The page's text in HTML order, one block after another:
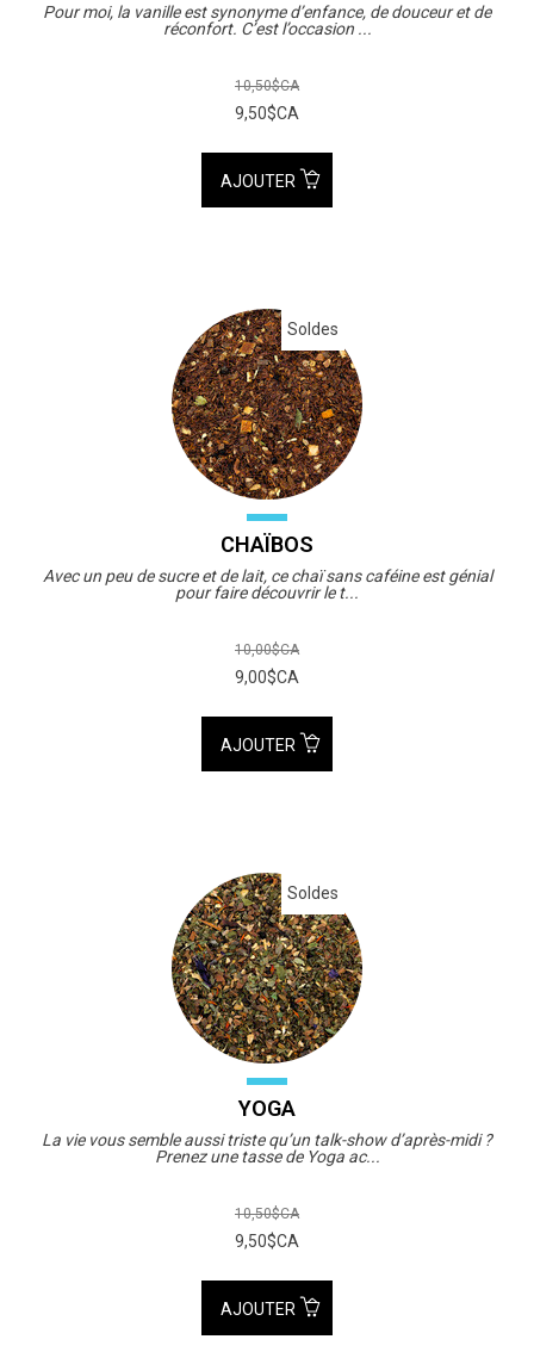
Pour moi, la vanille est synonyme d’enfance, de douceur et de
réconfort. C’est l’occasion ...
10,50$CA
9,50$CA
AJOUTER
Soldes
CHAÏBOS
Avec un peu de sucre et de lait, ce chaï sans caféine est génial
pour faire découvrir le t...
10,00$CA
9,00$CA
AJOUTER
Soldes
YOGA
La vie vous semble aussi triste qu’un talk-show d’après-midi ?
Prenez une tasse de Yoga ac...
10,50$CA
9,50$CA
AJOUTER